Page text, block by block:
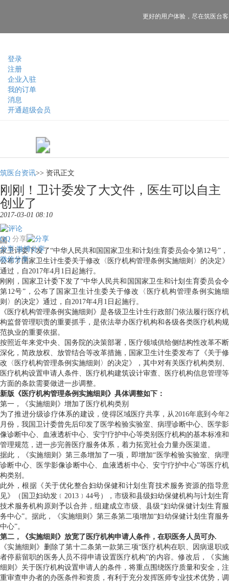
登录
注册
企业入驻
我的订单
消息
开通超级会员
更好的用户体验， 尽在筑医台
筑医台资讯>> 资讯正文
刚刚！卫计委发了大文件，医生可以自主
创业了
2017-03-01 08:10
分享
QQ
分享 微博分享
微信分享
国
家卫计委下发了“中华人民共和国国家卫生和计划生育委员会令第12号”，
公布了国家卫生计生委关于修改〈医疗机构管理条例实施细则〉的决定》
通过，自2017年4月1日起施行。
刚刚，国家卫计委下发了“中华人民共和国国家卫生和计划生育委员会令
第12号”，公布了国家卫生计生委关于修改〈医疗机构管理条例实施细
则〉的决定》通过，自2017年4月1日起施行。
《医疗机构管理条例实施细则》是各级卫生计生行政部门依法履行医疗机
构监督管理职责的重要抓手，是依法举办医疗机构和各级各类医疗机构规
范执业的重要依据。
按照近年来党中央、国务院的决策部署，医疗领域供给侧结构性改革不断
深化，简政放权、放管结合等改革措施，国家卫生计生委发布了《关于修
改〈医疗机构管理条例实施细则〉的决定》，其中对有关医疗机构类别、
医疗机构设置申请人条件、医疗机构建筑设计审查、医疗机构信息管理等
方面的条款需要做进一步调整。
新版《医疗机构管理条例实施细则》具体调整如下：
第一，《实施细则》增加了医疗机构类别
为了推进分级诊疗体系的建设，使得区域医疗共享，从2016年底到今年2
月份，我国卫计委曾先后印发了医学检验实验室、病理诊断中心、医学影
像诊断中心、血液透析中心、安宁疗护中心等类别医疗机构的基本标准和
管理规范，进一步完善医疗服务体系，着力拓宽社会力量办医渠道。
据此，《实施细则》第三条增加了一项，即增加“医学检验实验室、病理
诊断中心、医学影像诊断中心、血液透析中心、安宁疗护中心”等医疗机
构类别。
此外，根据《关于优化整合妇幼保健和计划生育技术服务资源的指导意
见》（国卫妇幼发﹝2013﹞44号），市级和县级妇幼保健机构与计划生育
技术服务机构原则予以合并，组建成立市级、县级“妇幼保健计划生育服
务中心”。据此，《实施细则》第三条第二项增加“妇幼保健计划生育服务
中心”。
第二，《实施细则》放宽了医疗机构申请人条件，在职医务人员可办.
《实施细则》删除了第十二条第一款第三项“医疗机构在职、因病退职或
者停薪留职的医务人员不得申请设置医疗机构”的内容。修改后，《实施
细则》关于医疗机构设置申请人的条件，将重点围绕医疗质量和安全，注
重审查申办者的办医条件和资质，有利于充分发挥医师专业技术优势，调